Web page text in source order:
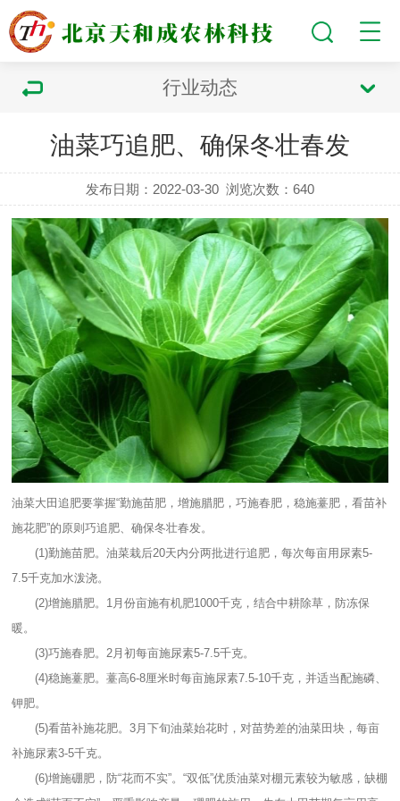
行业动态
油菜巧追肥、确保冬壮春发
发布日期：2022-03-30 浏览次数：640
油菜大田追肥要掌握“勤施苗肥，增施腊肥，巧施春肥，稳施薹肥，看苗补
施花肥”的原则巧追肥、确保冬壮春发。
(1)勤施苗肥。油菜栽后20天内分两批进行追肥，每次每亩用尿素5-
7.5千克加水泼浇。
(2)增施腊肥。1月份亩施有机肥1000千克，结合中耕除草，防冻保
暖。
(3)巧施春肥。2月初每亩施尿素5-7.5千克。
(4)稳施薹肥。薹高6-8厘米时每亩施尿素7.5-10千克，并适当配施磷、
钾肥。
(5)看苗补施花肥。3月下旬油菜始花时，对苗势差的油菜田块，每亩
补施尿素3-5千克。
(6)增施硼肥，防“花而不实”。“双低”优质油菜对棚元素较为敏感，缺棚